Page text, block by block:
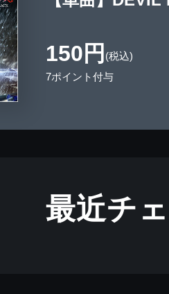
150円 (税込)
7ポイント付与
最近チ